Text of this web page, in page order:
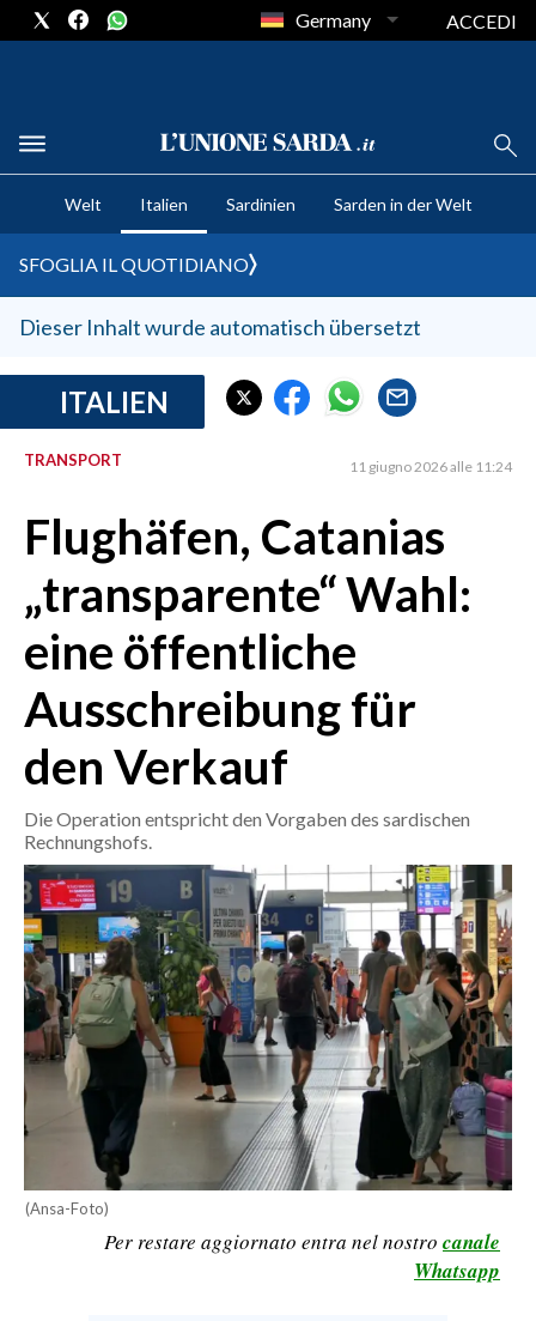
CRONACA SARDEGNA
CAGLIARI
SULCIS IGLESIENTE
MEDIO CAMPIDANO
SASSARI E PROVINCIA
GALLURA
NUORO E PROVINCIA
AGENDA
CRONACA
MONDO
POLITICA
ECONOMIA
SERVIZI ALLE IMPRESE
LAVORO
BANDI
SPORT IN SARDEGNA
SPORT
RISULTATI E CLASSIFICHE
CALCIO
CALCIO REGIONALE
VOLLEY
Germany ACCEDI
Welt Italien Sardinien Sarden in der Welt
SFOGLIA IL QUOTIDIANO
Dieser Inhalt wurde automatisch übersetzt
ITALIEN
TRANSPORT 11 giugno 2026 alle 11:24
Flughäfen, Catanias
„transparente“ Wahl:
eine öffentliche
Ausschreibung für
den Verkauf
Die Operation entspricht den Vorgaben des sardischen
Rechnungshofs.
(Ansa-Foto)
Per restare aggiornato entra nel nostro canale
Whatsapp